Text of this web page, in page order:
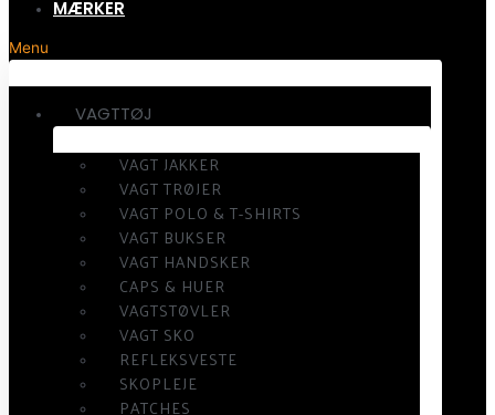
MÆRKER
Menu
VAGTTØJ
VAGT JAKKER
VAGT TRØJER
VAGT POLO & T-SHIRTS
VAGT BUKSER
VAGT HANDSKER
CAPS & HUER
VAGTSTØVLER
VAGT SKO
REFLEKSVESTE
SKOPLEJE
PATCHES